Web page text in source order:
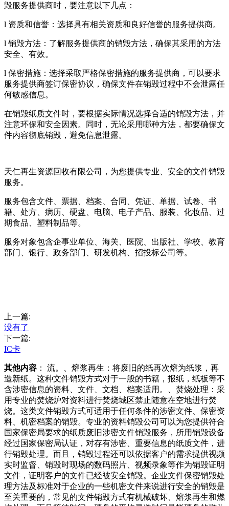
毁服务提供商时，要注意以下几点：
l 资质和信誉：选择具有相关资质和良好信誉的服务提供商。
l 销毁方法：了解服务提供商的销毁方法，确保其采用的方法
安全、有效。
l 保密措施：选择采取严格保密措施的服务提供商，可以要求
服务提供商签订保密协议，确保文件在销毁过程中不会泄露任
何敏感信息。
在销毁纸质文件时，要根据实际情况选择合适的销毁方法，并
注意环保和安全因素。同时，无论采用哪种方法，都要确保文
件内容彻底销毁，避免信息泄露。
天仁再生资源回收有限公司，为您提供专业、安全的文件销毁
服务。
服务包含文件、票据、档案、合同、凭证、单据、试卷、书
籍、处方、病历、硬盘、电脑、电子产品、服装、化妆品、过
期食品、塑料制品等。
服务对象包含企事业单位、海关、医院、出版社、学校、教育
部门、银行、政务部门、研发机构、招投标公司等。
上一篇:
没有了
下一篇:
IC卡
其他内容 ： 流。、熔浆再生：将废旧的纸再次熔为纸浆，再
造新纸。这种文件销毁方式对于一般的书籍，报纸，纸板等不
含涉密信息的资料、文件、文档、档案适用。、焚烧处理：采
用专业的焚烧炉对资料进行焚烧城区禁止随意在空地进行焚
烧。这类文件销毁方式可适用于任何条件的涉密文件、保密资
料、机密档案的销毁。专业的资料销毁公司可以为您提供符合
国家保密局要求的纸质废旧涉密文件销毁服务，所用销毁设备
经过国家保密局认证，对存有涉密、重要信息的纸质文件，进
行销毁处理。而且，销毁过程还可以依据客户的需求提供视频
实时监督、销毁时现场的数码照片、视频录象等作为销毁证明
文件，证明客户的文件已经被安全销毁。企业文件保密销毁处
理方法及标准对于企业的一些机密文件来说进行安全的销毁是
至关重要的，常见的文件销毁方式有机械破坏、熔浆再生和燃